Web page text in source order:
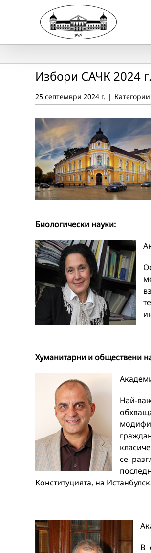
Избори САЧК 2024
25 септември 2024 г. | Категории:
Биологически науки:
Хуманитарни и обществени
Най-
се
Конституцията, на
В